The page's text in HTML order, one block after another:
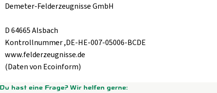
Demeter-Felderzeugnisse GmbH
D 64665 Alsbach
Kontrollnummer ,DE-HE-007-05006-BCDE
www.felderzeugnisse.de
(Daten von Ecoinform)
Du hast eine Frage? Wir helfen gerne: